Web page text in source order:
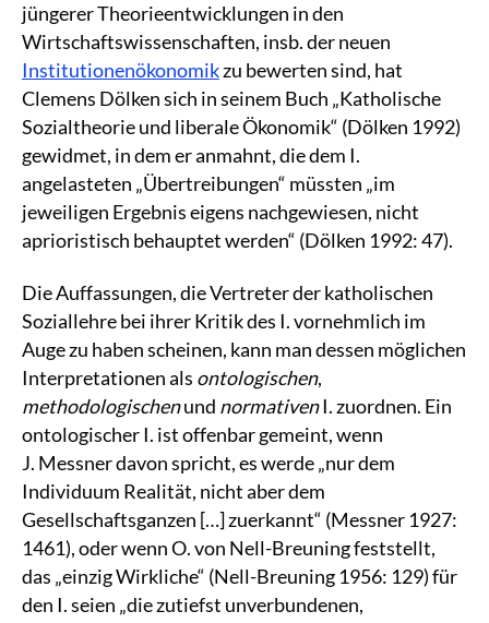
jüngerer Theorieentwicklungen in den
Wirtschaftswissenschaften, insb. der neuen
Institutionenökonomikzu bewerten sind, hat
Clemens Dölken sich in seinem Buch „Katholische
Sozialtheorie und liberale Ökonomik“ (Dölken 1992)
gewidmet, in dem er anmahnt, die dem I.
angelasteten „Übertreibungen“ müssten „im
jeweiligen Ergebnis eigens nachgewiesen, nicht
aprioristisch behauptet werden“ (Dölken 1992: 47).
Die Auffassungen, die Vertreter der katholischen
Soziallehre bei ihrer Kritik des I. vornehmlich im
Auge zu haben scheinen, kann man dessen möglichen
Interpretationen als ontologischen,
methodologischenund normativenI. zuordnen. Ein
ontologischer I. ist offenbar gemeint, wenn
J. Messner davon spricht, es werde „nur dem
Individuum Realität, nicht aber dem
Gesellschaftsganzen […] zuerkannt“ (Messner 1927:
1461), oder wenn O. von Nell-Breuning feststellt,
das „einzig Wirkliche“ (Nell-Breuning 1956: 129) für
den I. seien „die zutiefst unverbundenen,